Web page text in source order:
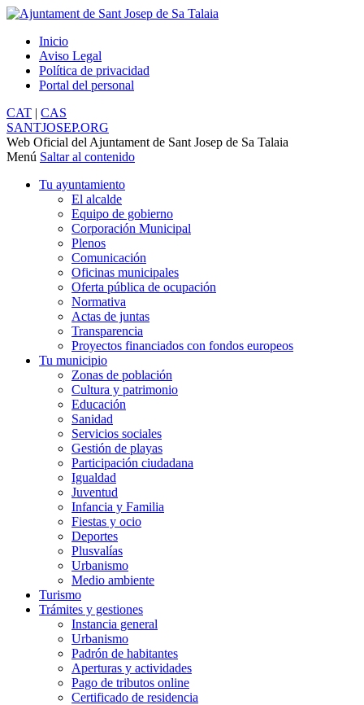
Inicio
Aviso Legal
Política de privacidad
Portal del personal
CAT | CAS
SANTJOSEP.ORG
Web Oficial del Ajuntament de Sant Josep de Sa Talaia
Menú Saltar al contenido
Tu ayuntamiento
El alcalde
Equipo de gobierno
Corporación Municipal
Plenos
Comunicación
Oficinas municipales
Oferta pública de ocupación
Normativa
Actas de juntas
Transparencia
Proyectos financiados con fondos europeos
Tu municipio
Zonas de población
Cultura y patrimonio
Educación
Sanidad
Servicios sociales
Gestión de playas
Participación ciudadana
Igualdad
Juventud
Infancia y Familia
Fiestas y ocio
Deportes
Plusvalías
Urbanismo
Medio ambiente
Turismo
Trámites y gestiones
Instancia general
Urbanismo
Padrón de habitantes
Aperturas y actividades
Pago de tributos online
Certificado de residencia